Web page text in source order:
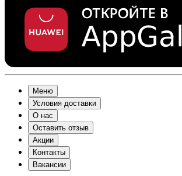
Меню
Условия доставки
О нас
Оставить отзыв
Акции
Контакты
Вакансии